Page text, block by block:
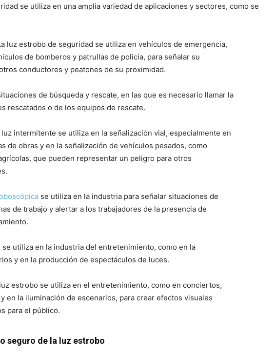
se utiliza en una amplia variedad de aplicaciones y sectores, como se
luz estrobo de seguridad se utiliza en vehículos de emergencia,
de bomberos y patrullas de policía, para señalar su
conductores y peatones de su proximidad.
de búsqueda y rescate, en las que es necesario llamar la
rescatados o de los equipos de rescate.
luz intermitente se utiliza en la señalización vial, especialmente en
de obras y en la señalización de vehículos pesados, como
que pueden representar un peligro para otros
se utiliza en la industria para señalar situaciones de
de trabajo y alertar a los trabajadores de la presencia de
se utiliza en la industria del entretenimiento, como en la
y en la producción de espectáculos de luces.
estrobo se utiliza en el entretenimiento, como en conciertos,
en la iluminación de escenarios, para crear efectos visuales
para el público.
seguro de la luz estrobo